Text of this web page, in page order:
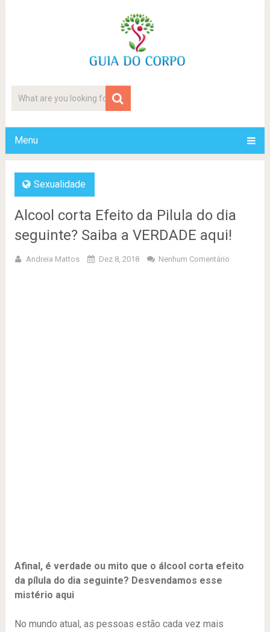
Menu
Sexualidade
Alcool corta Efeito da Pilula do dia
seguinte? Saiba a VERDADE aqui!
Andreia Mattos Dez 8, 2018 Nenhum Comentário
Afinal, é verdade ou mito que o álcool corta efeito
da pílula do dia seguinte? Desvendamos esse
mistério aqui
No mundo atual, as pessoas estão cada vez mais